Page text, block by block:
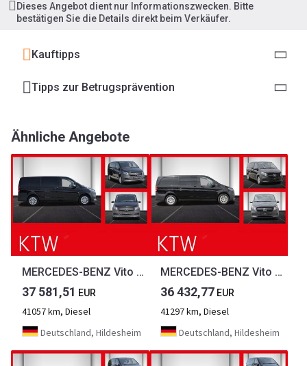
Dieses Angebot dient nur Informationszwecken. Bitte
bestätigen Sie die Details direkt beim Verkäufer.
Kauftipps
Tipps zur Betrugsprävention
Ähnliche Angebote
MERCEDES-BENZ Vito 116CDI lang,9Sitze,2x el.Schiebetür,2xKlima...
37 581,51 EUR
41057 km, Diesel
Deutschland, Hildesheim
MERCEDES-BENZ Vito 116CDI lang,9Sitze,2x el.Schiebetür,2xKlima...
36 432,77 EUR
41297 km, Diesel
Deutschland, Hildesheim